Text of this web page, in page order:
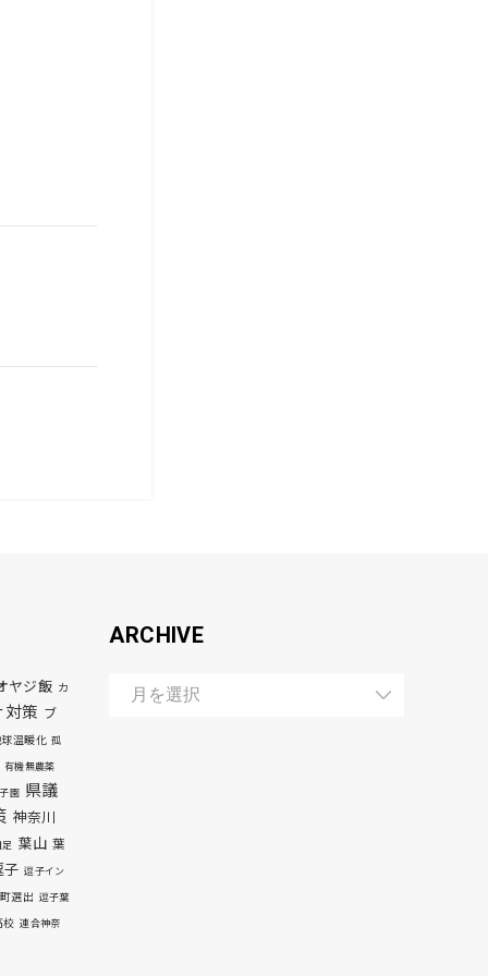
ヤジ飯 カ
対策 ブ
球温暖化 孤
有機無農薬
園 県議
神奈川
葉山 葉
子 逗子イン
選出 逗子葉
校 連合神奈
ARCHIVE